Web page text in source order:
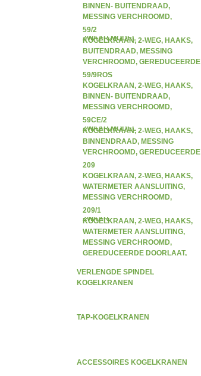
BINNEN- BUITENDRAAD,
MESSING VERCHROOMD,
GEREDUCEERDE DOORLAAT,
ZWAAR MODEL
59/2
KOGELKRAAN, 2-WEG, HAAKS,
BUITENDRAAD, MESSING
VERCHROOMD, GEREDUCEERDE
DOORLAAT, ZWAAR MODEL
59/9ROS
KOGELKRAAN, 2-WEG, HAAKS,
BINNEN- BUITENDRAAD,
MESSING VERCHROOMD,
GEREDUCEERDE DOORLAAT,
ZWAAR MODEL
59CE/2
KOGELKRAAN, 2-WEG, HAAKS,
BINNENDRAAD, MESSING
VERCHROOMD, GEREDUCEERDE
DOORLAAT, TESTPLUG, ZWAAR
209
KOGELKRAAN, 2-WEG, HAAKS,
WATERMETER AANSLUITING,
MESSING VERCHROOMD,
GEREDUCEERDE DOORLAAT,
ZWAAR
209/1
KOGELKRAAN, 2-WEG, HAAKS,
WATERMETER AANSLUITING,
MESSING VERCHROOMD,
GEREDUCEERDE DOORLAAT,
VERLENGDE SPINDEL
KOGELKRANEN
TAP-KOGELKRANEN
ACCESSOIRES KOGELKRANEN